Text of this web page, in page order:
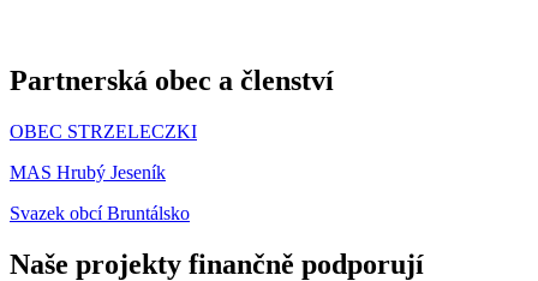
Partnerská obec a členství
OBEC STRZELECZKI
MAS Hrubý Jeseník
Svazek obcí Bruntálsko
Naše projekty finančně podporují